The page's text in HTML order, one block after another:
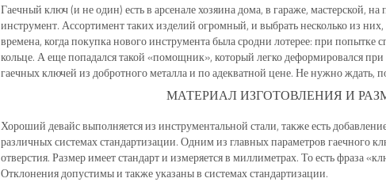
Гаечный ключ (и не один) есть в арсенале хозяина дома, в гараже, мастерской,
инструмент. Ассортимент таких изделий огромный, и выбрать несколько из
времена, когда покупка нового инструмента была сродни лотерее: при попытке
кольце. А еще попадался такой «помощник», который легко деформировался
гаечных ключей из добротного металла и по адекватной цене. Не нужно ждать,
МАТЕРИАЛ ИЗГОТОВЛЕНИЯ И
Хороший девайс выполняется из инструментальной стали, также есть
различных системах стандартизации. Одним из главных параметров гаечного
отверстия. Размер имеет стандарт и измеряется в миллиметрах. То есть фраза
Отклонения допустимы и также указаны в системах стандартизации.